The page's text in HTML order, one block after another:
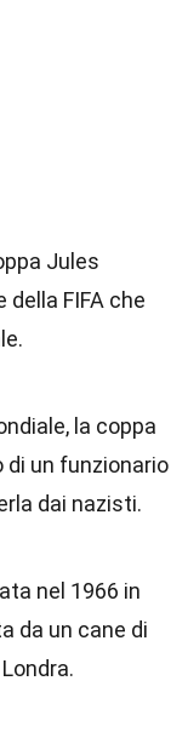
Jules
della FIFA che
la coppa
un funzionario
dai nazisti.
nel 1966 in
da un cane di